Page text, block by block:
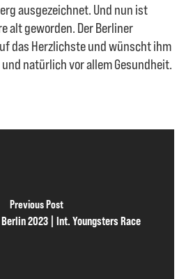
ausgezeichnet. Und nun ist
alt geworden. Der Berliner
das Herzlichste und wünscht ihm
natürlich vor allem Gesundheit.
Previous Post
Berlin 2023 | Int. Youngsters Race